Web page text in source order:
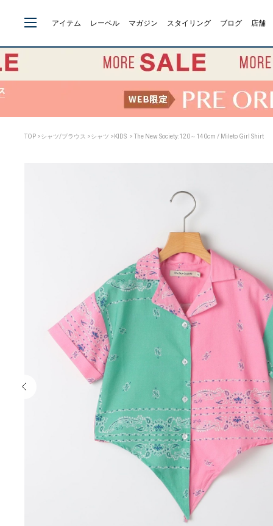
アイテム レーベル マガジン スタイリング ブログ 店舗
TOP >シャツ/ブラウス >シャツ > KIDS > The New Society:120～140cm / Mileto Girl Shirt